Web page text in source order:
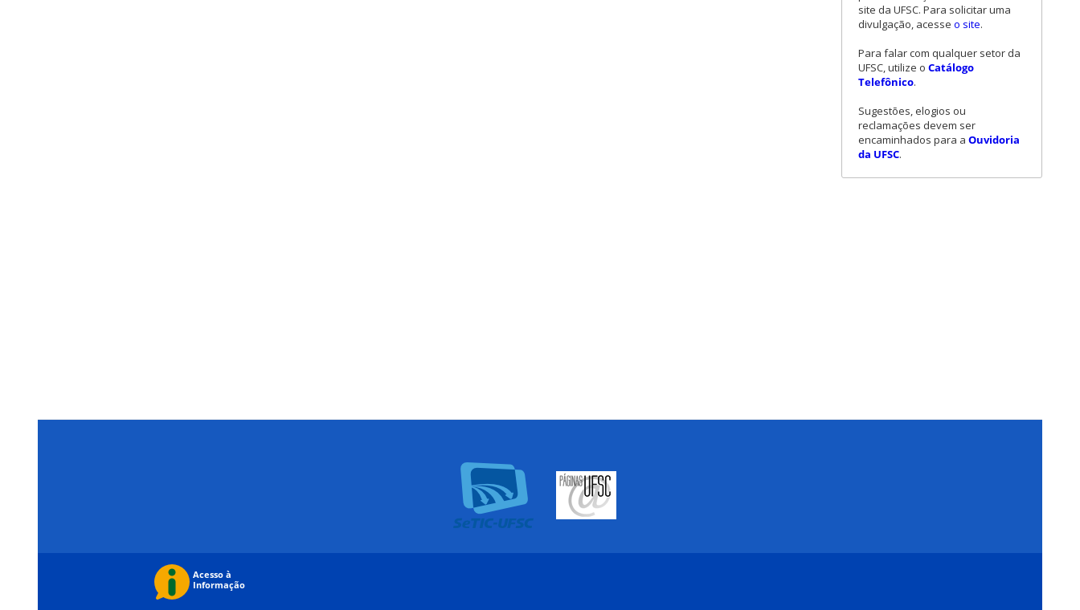
site da UFSC. Para solicitar uma
divulgação, acesse o site.
Para falar com qualquer setor da
UFSC, utilize o Catálogo
Telefônico.
Sugestões, elogios ou
reclamações devem ser
encaminhados para a Ouvidoria
da UFSC.